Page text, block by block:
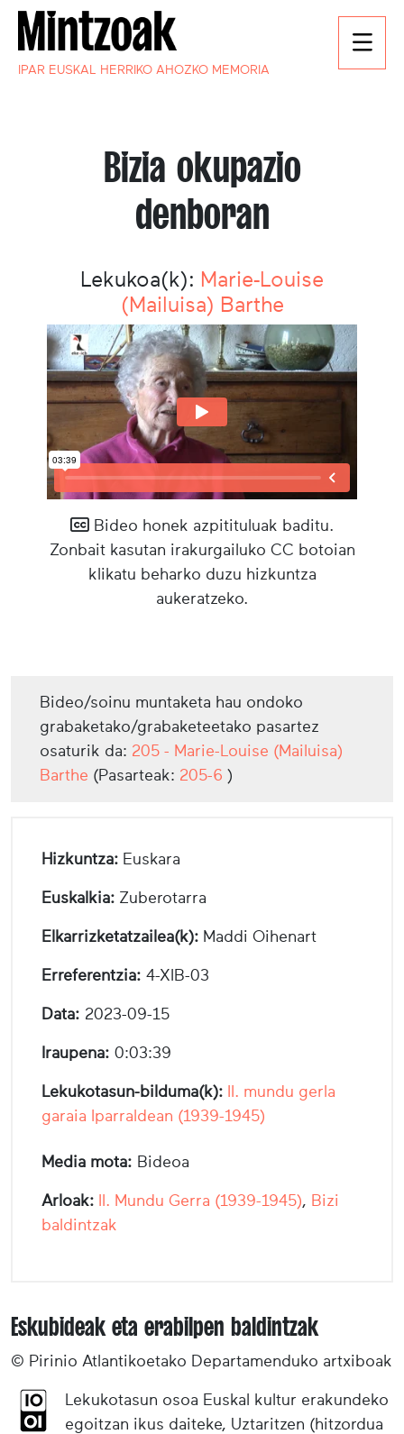
IPAR EUSKAL HERRIKO AHOZKO MEMORIA
Bizia okupazio
denboran
Lekukoa(k): Marie-Louise
(Mailuisa) Barthe
Bideo honek azpitituluak baditu.
Zonbait kasutan irakurgailuko CC botoian
klikatu beharko duzu hizkuntza
aukeratzeko.
Bideo/soinu muntaketa hau ondoko
grabaketako/grabaketeetako pasartez
osaturik da: 205 - Marie-Louise (Mailuisa)
Barthe (Pasarteak: 205-6 )
Hizkuntza: Euskara
Euskalkia: Zuberotarra
Elkarrizketatzailea(k): Maddi Oihenart
Erreferentzia: 4-XIB-03
Data: 2023-09-15
Iraupena: 0:03:39
Lekukotasun-bilduma(k): II. mundu gerla
garaia Iparraldean (1939-1945)
Media mota: Bideoa
Arloak: II. Mundu Gerra (1939-1945), Bizi
baldintzak
Eskubideak eta erabilpen baldintzak
© Pirinio Atlantikoetako Departamenduko artxiboak
Lekukotasun osoa Euskal kultur erakundeko
egoitzan ikus daiteke, Uztaritzen (hitzordua